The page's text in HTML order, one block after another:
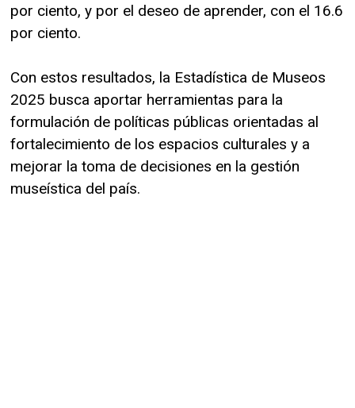
por ciento, y por el deseo de aprender, con el 16.6
por ciento.
Con estos resultados, la Estadística de Museos
2025 busca aportar herramientas para la
formulación de políticas públicas orientadas al
fortalecimiento de los espacios culturales y a
mejorar la toma de decisiones en la gestión
museística del país.